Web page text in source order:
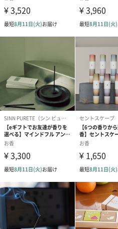
台湾が誇る高級烏龍茶「東方美人
ーズを贅沢にブレンド。
フルーティーな香りとまろやか
かな香りが織りなす優雅なひと
【桑の葉ジャスミン】心と身
したい時に
美容と健康に高い関心を寄せる方
ン。
しくリフレッシュさせてくれます
桑の葉の恵みとジャスミンの香り
タイムを上質な時間に。